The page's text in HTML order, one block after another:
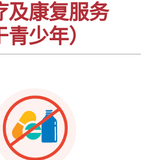
及康复服务
青少年）